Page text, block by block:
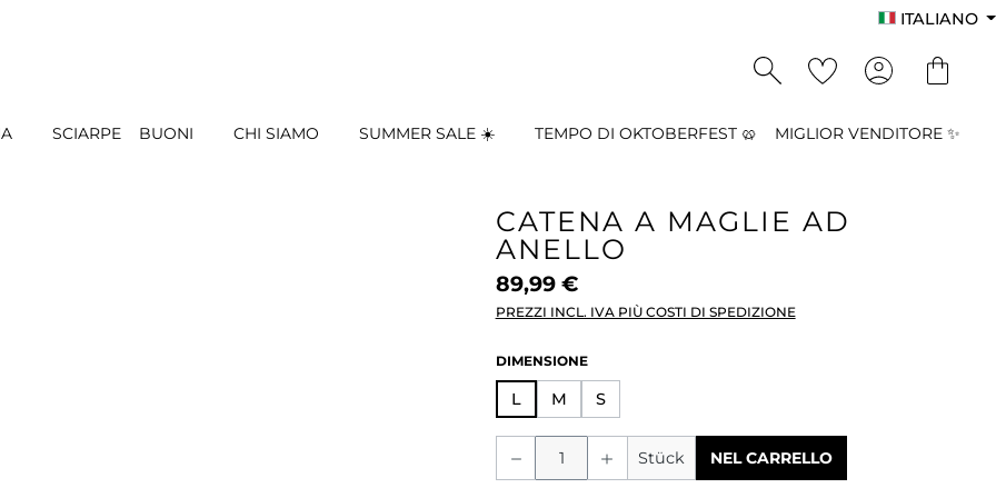
ITALIANO
SCIARPE BUONI CHI SIAMO SUMMER SALE ☀️ TEMPO DI OKTOBERFEST 🥨 MIGLIOR VENDITORE ✨
CATENA A MAGLIE AD
ANELLO
89,99 €
PREZZI INCL. IVA PIÙ COSTI DI SPEDIZIONE
SELEZIONA
DIMENSIONE
L M S
Quantità del prodotto: inserisci la
Stück NEL CARRELLO